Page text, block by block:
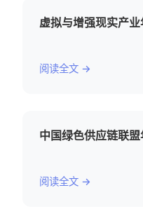
虚拟与增强现实产业
阅读全文 →
中国绿色供应链联盟
阅读全文 →